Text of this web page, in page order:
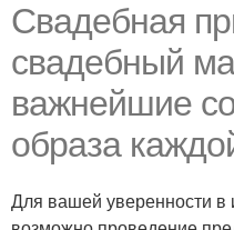
Свадебная
свадебный
важнейшие
образа
Для вашей уверенности в